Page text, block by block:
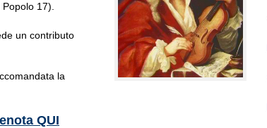
17).
un contributo
la
QUI